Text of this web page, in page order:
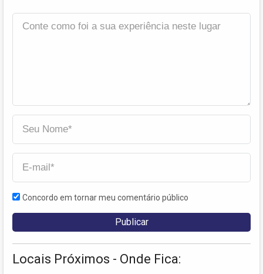
Concordo em tornar meu comentário público
Locais Próximos - Onde Fica: